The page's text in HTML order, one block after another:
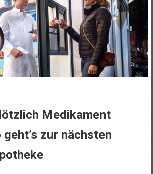
Medikament
zur nächsten